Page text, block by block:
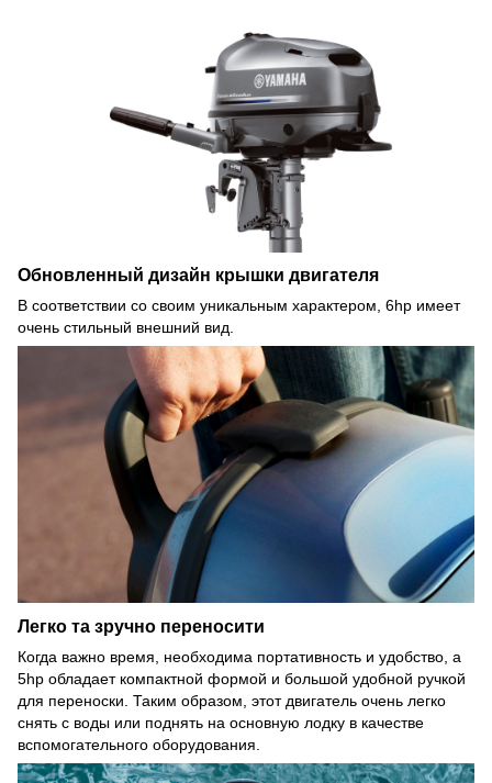
Обновленный дизайн крышки двигателя
В соответствии со своим уникальным характером, 6hp имеет
очень стильный внешний вид.
Легко та зручно переносити
Когда важно время, необходима портативность и удобство, а
5hp обладает компактной формой и большой удобной ручкой
для переноски. Таким образом, этот двигатель очень легко
снять с воды или поднять на основную лодку в качестве
вспомогательного оборудования.